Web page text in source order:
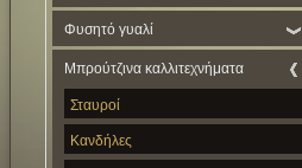
Φυσητό γυαλί
Μπρούτζινα καλλιτεχνήματα
Σταυροί
Κανδήλες